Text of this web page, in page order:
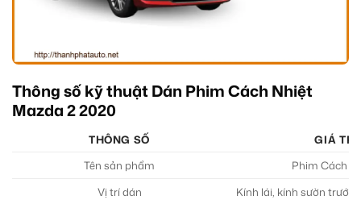
Thông số kỹ thuật Dán Phim Cách Nhiệt
Mazda 2 2020
THÔNG SỐ
GIÁ
Tên sản phẩm
Phim Cách
Vị trí dán
Kính lái, kính sườn